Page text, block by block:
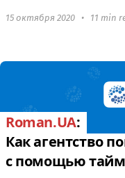
15 октября 2020 • 11 min
Roman.UA:
Как агентство
с помощью тайм